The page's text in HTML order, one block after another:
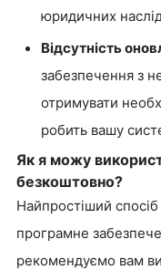
юридичних
Відсутність
забезпечення з
отримувати
робить вашу
Як я можу
безкоштовно?
Найпростіший
програмне
рекомендуємо вам